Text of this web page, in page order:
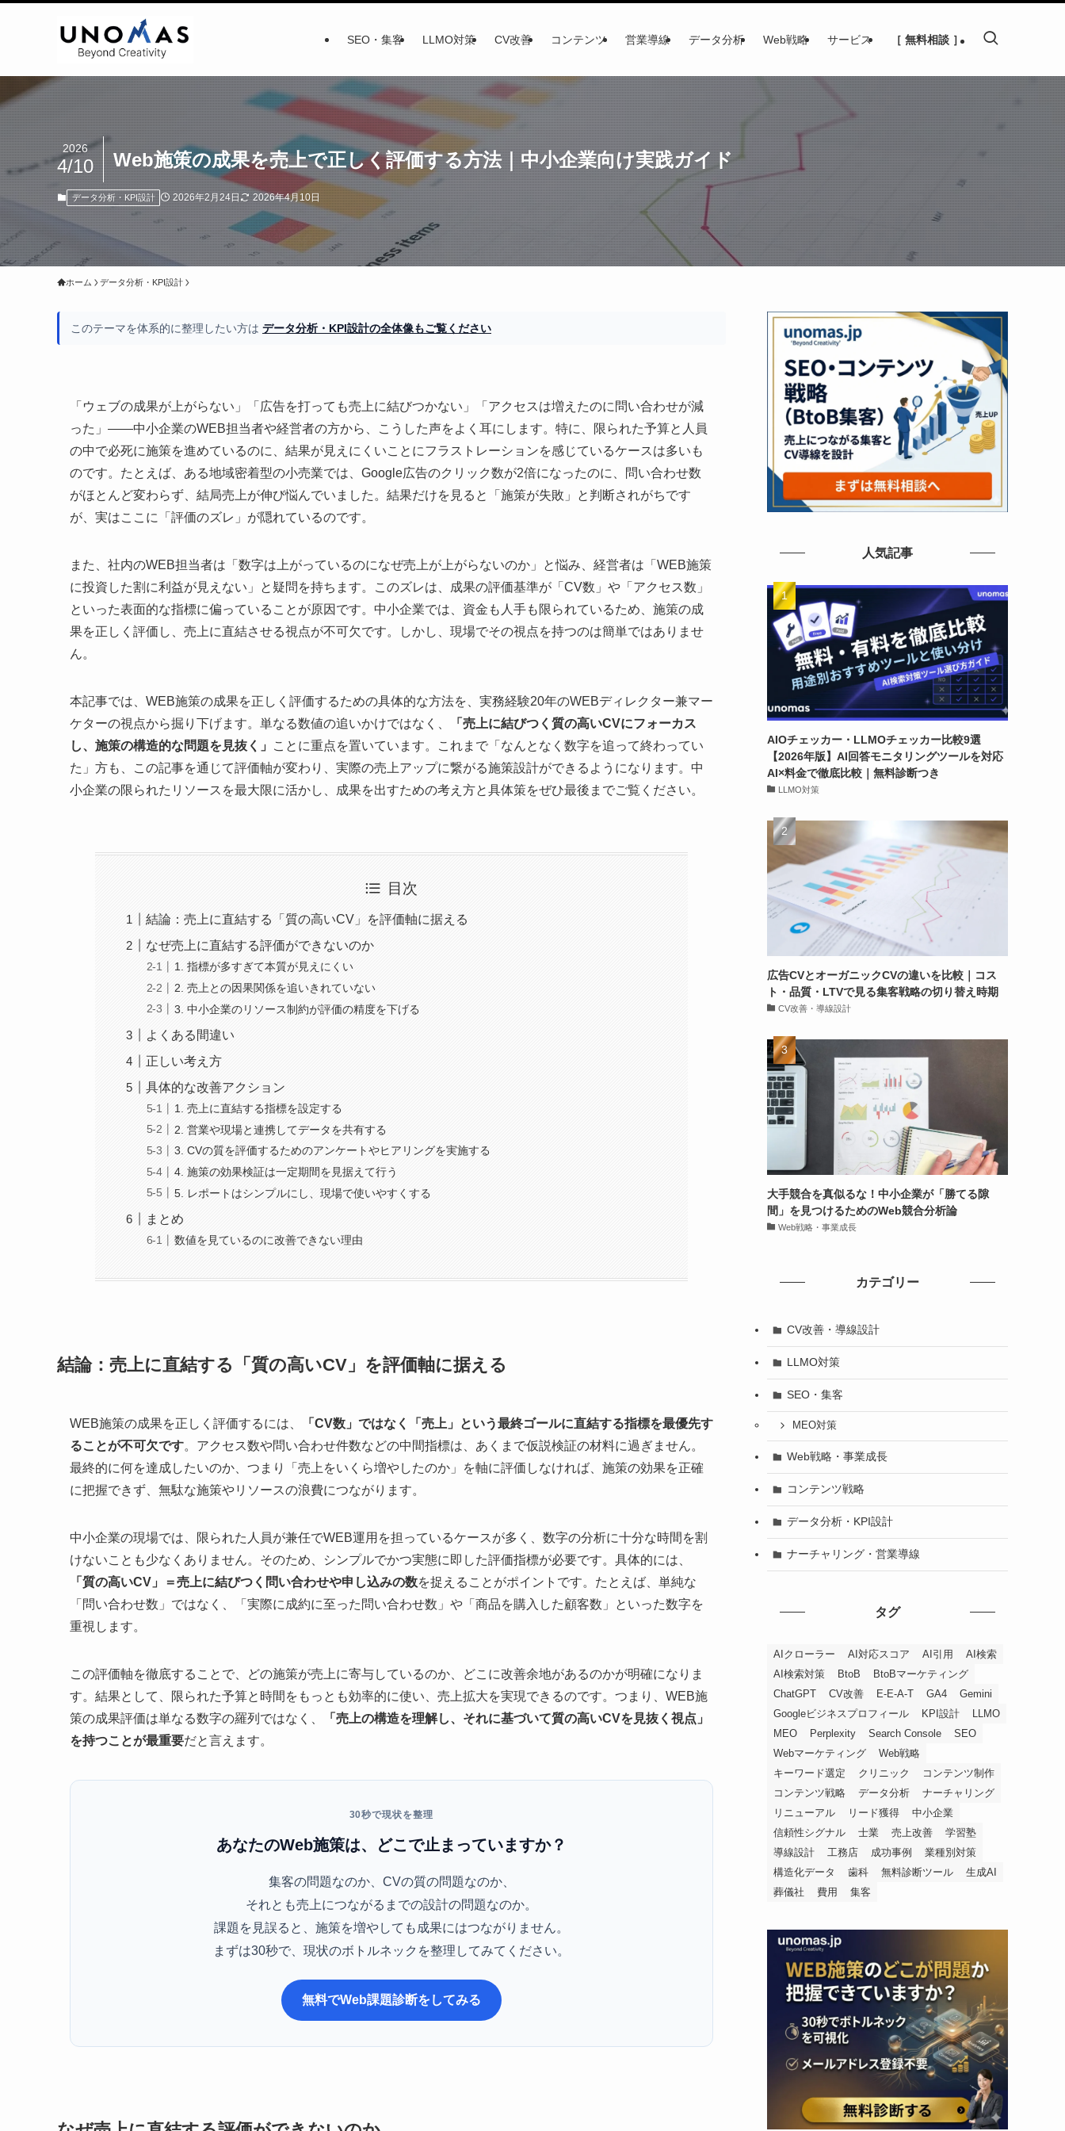
SEO・集客 LLMO対策 CV改善 コンテンツ 営業導線 データ分析 Web戦略 サービス ［ 無料相談 ］
Web施策の成果を売上で正しく評価する方法｜中小企業向け実践ガイド
2026
4/10
データ分析・KPI設計 2026年2月24日 2026年4月10日
ホーム データ分析・KPI設計
このテーマを体系的に整理したい方は データ分析・KPI設計の全体像もご覧ください
「ウェブの成果が上がらない」「広告を打っても売上に結びつかない」「アクセスは増えたのに問い合わせが減
った」――中小企業のWEB担当者や経営者の方から、こうした声をよく耳にします。特に、限られた予算と人員
の中で必死に施策を進めているのに、結果が見えにくいことにフラストレーションを感じているケースは多いも
のです。たとえば、ある地域密着型の小売業では、Google広告のクリック数が2倍になったのに、問い合わせ数
がほとんど変わらず、結局売上が伸び悩んでいました。結果だけを見ると「施策が失敗」と判断されがちです
が、実はここに「評価のズレ」が隠れているのです。
また、社内のWEB担当者は「数字は上がっているのになぜ売上が上がらないのか」と悩み、経営者は「WEB施策
に投資した割に利益が見えない」と疑問を持ちます。このズレは、成果の評価基準が「CV数」や「アクセス数」
といった表面的な指標に偏っていることが原因です。中小企業では、資金も人手も限られているため、施策の成
果を正しく評価し、売上に直結させる視点が不可欠です。しかし、現場でその視点を持つのは簡単ではありませ
ん。
本記事では、WEB施策の成果を正しく評価するための具体的な方法を、実務経験20年のWEBディレクター兼マー
ケターの視点から掘り下げます。単なる数値の追いかけではなく、
「売上に結びつく質の高いCVにフォーカス
し、施策の構造的な問題を見抜く」
ことに重点を置いています。これまで「なんとなく数字を追って終わってい
た」方も、この記事を通じて評価軸が変わり、実際の売上アップに繋がる施策設計ができるようになります。中
小企業の限られたリソースを最大限に活かし、成果を出すための考え方と具体策をぜひ最後までご覧ください。
目次
結論：売上に直結する「質の高いCV」を評価軸に据える
なぜ売上に直結する評価ができないのか
1. 指標が多すぎて本質が見えにくい
2. 売上との因果関係を追いきれていない
3. 中小企業のリソース制約が評価の精度を下げる
よくある間違い
正しい考え方
具体的な改善アクション
1. 売上に直結する指標を設定する
2. 営業や現場と連携してデータを共有する
3. CVの質を評価するためのアンケートやヒアリングを実施する
4. 施策の効果検証は一定期間を見据えて行う
5. レポートはシンプルにし、現場で使いやすくする
まとめ
数値を見ているのに改善できない理由
結論：売上に直結する「質の高いCV」を評価軸に据える
WEB施策の成果を正しく評価するには、
「CV数」ではなく「売上」という最終ゴールに直結する指標を最優先す
ることが不可欠です。アクセス数や問い合わせ件数などの中間指標は、あくまで仮説検証の材料に過ぎません。
最終的に何を達成したいのか、つまり「売上をいくら増やしたのか」を軸に評価しなければ、施策の効果を正確
に把握できず、無駄な施策やリソースの浪費につながります。
中小企業の現場では、限られた人員が兼任でWEB運用を担っているケースが多く、数字の分析に十分な時間を割
けないことも少なくありません。そのため、シンプルでかつ実態に即した評価指標が必要です。具体的には、
「質の高いCV」＝売上に結びつく問い合わせや申し込みの数を捉えることがポイントです。たとえば、単純な
「問い合わせ数」ではなく、「実際に成約に至った問い合わせ数」や「商品を購入した顧客数」といった数字を
重視します。
この評価軸を徹底することで、どの施策が売上に寄与しているのか、どこに改善余地があるのかが明確になりま
す。結果として、限られた予算と時間をもっとも効率的に使い、売上拡大を実現できるのです。つまり、WEB施
策の成果評価は単なる数字の羅列ではなく、
「売上の構造を理解し、それに基づいて質の高いCVを見抜く視点」
を持つことが最重要だと言えます。
30秒で現状を整理
あなたのWeb施策は、どこで止まっていますか？
集客の問題なのか、CVの質の問題なのか、
それとも売上につながるまでの設計の問題なのか。
課題を見誤ると、施策を増やしても成果にはつながりません。
まずは30秒で、現状のボトルネックを整理してみてください。
無料でWeb課題診断をしてみる
人気記事
AIOチェッカー・LLMOチェッカー比較9選
【2026年版】AI回答モニタリングツールを対応
AI×料金で徹底比較｜無料診断つき
LLMO対策
広告CVとオーガニックCVの違いを比較｜コス
ト・品質・LTVで見る集客戦略の切り替え時期
CV改善・導線設計
大手競合を真似るな！中小企業が「勝てる隙
間」を見つけるためのWeb競合分析論
Web戦略・事業成長
カテゴリー
CV改善・導線設計
LLMO対策
SEO・集客
MEO対策
Web戦略・事業成長
コンテンツ戦略
データ分析・KPI設計
ナーチャリング・営業導線
タグ
AIクローラー AI対応スコア AI引用
AI検索
AI検索対策
BtoB
BtoBマーケティング
ChatGPT
CV改善 E-E-A-T GA4
Gemini
Googleビジネスプロフィール
KPI設計
LLMO
MEO
Perplexity Search Console
SEO
Webマーケティング
Web戦略
キーワード選定
クリニック
コンテンツ制作
コンテンツ戦略
データ分析
ナーチャリング
リニューアル
リード獲得
中小企業
信頼性シグナル
士業 売上改善
学習塾
導線設計
工務店 成功事例
業種別対策
構造化データ
歯科 無料診断ツール
生成AI
葬儀社
費用 集客